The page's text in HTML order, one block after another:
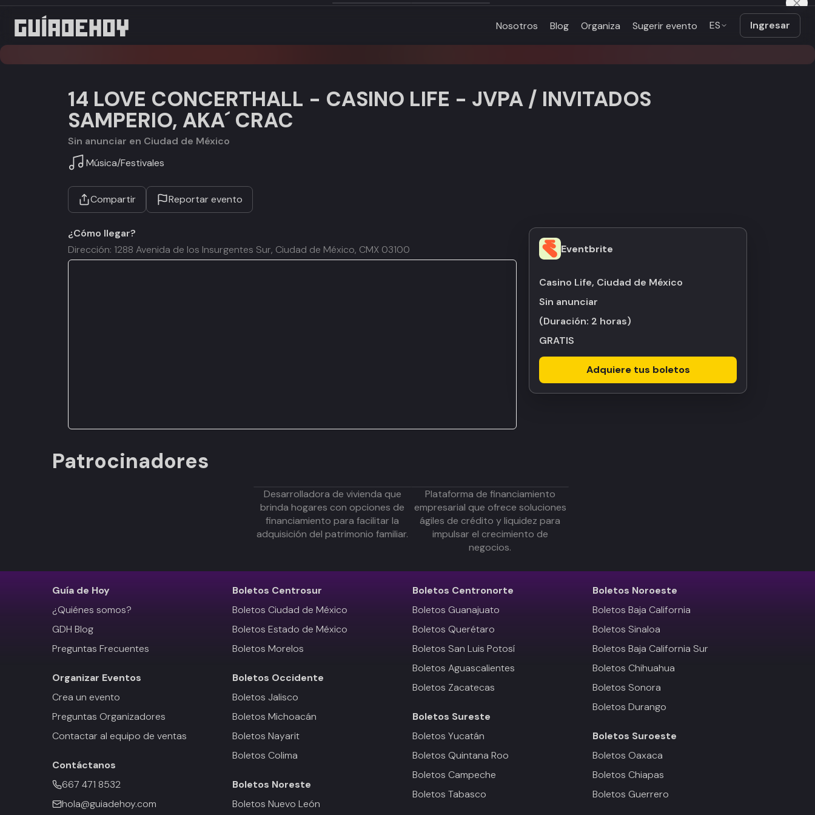
Nosotros Blog Organiza Sugerir evento ES Ingresar
14 LOVE CONCERTHALL - CASINO LIFE - JVPA / INVITADOS
SAMPERIO, AKA´ CRAC
Sin anunciar en Ciudad de México
Música/Festivales
Compartir Reportar evento
Eventbrite
Casino Life, Ciudad de México
Sin anunciar
(Duración: 2 horas)
GRATIS
Adquiere tus boletos
¿Cómo llegar?
Dirección: 1288 Avenida de los Insurgentes Sur, Ciudad de México, CMX 03100
Patrocinadores
Desarrolladora de vivienda que
brinda hogares con opciones de
financiamiento para facilitar la
adquisición del patrimonio familiar.
Plataforma de financiamiento
empresarial que ofrece soluciones
ágiles de crédito y liquidez para
impulsar el crecimiento de
negocios.
Guía de Hoy
¿Quiénes somos?
GDH Blog
Preguntas Frecuentes
Organizar Eventos
Crea un evento
Preguntas Organizadores
Contactar al equipo de ventas
Contáctanos
667 471 8532
hola@guiadehoy.com
Boletos Centrosur
Boletos Ciudad de México
Boletos Estado de México
Boletos Morelos
Boletos Occidente
Boletos Jalisco
Boletos Michoacán
Boletos Nayarit
Boletos Colima
Boletos Noreste
Boletos Nuevo León
Boletos Centronorte
Boletos Guanajuato
Boletos Querétaro
Boletos San Luis Potosí
Boletos Aguascalientes
Boletos Zacatecas
Boletos Sureste
Boletos Yucatán
Boletos Quintana Roo
Boletos Campeche
Boletos Tabasco
Boletos Noroeste
Boletos Baja California
Boletos Sinaloa
Boletos Baja California Sur
Boletos Chihuahua
Boletos Sonora
Boletos Durango
Boletos Suroeste
Boletos Oaxaca
Boletos Chiapas
Boletos Guerrero